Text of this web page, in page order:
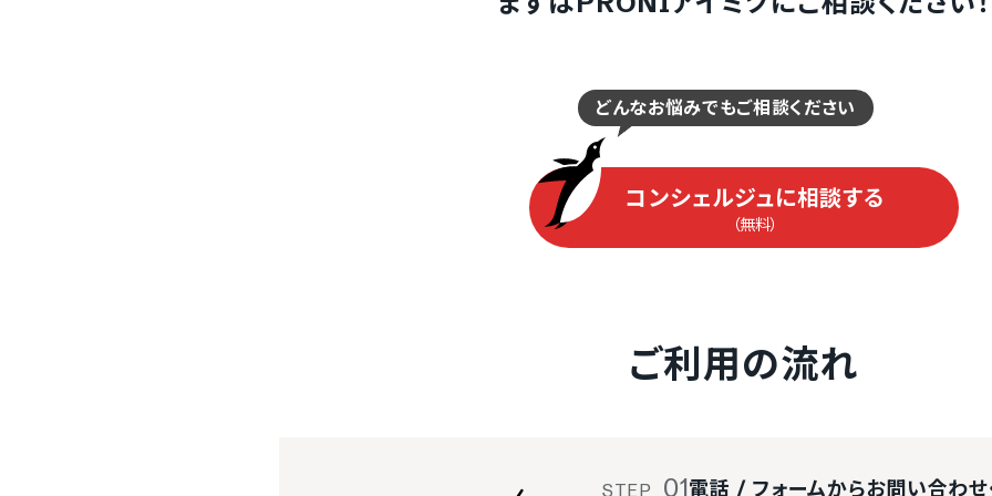
どんなお悩みでもご相談ください
コンシェルジュに相談する
（無料）
ご利用の流れ
STEP 01電話 / フォームからお問い合わせ